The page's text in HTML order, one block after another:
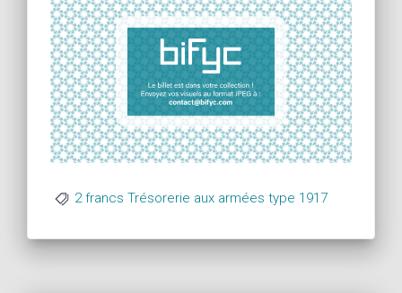
2 francs Trésorerie aux armées type 1917